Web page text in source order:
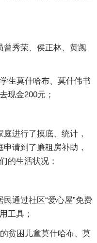
秀荣、侯正林、黄觊
莫什哈布、莫什伟书
现金200元；
进行了摸底、统计，
请到了廉租房补助，
的生活状况；
通过社区“爱心屋”免费
工具；
困儿童莫什哈布、莫